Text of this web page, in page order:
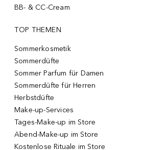
BB- & CC-Cream
TOP THEMEN
Sommerkosmetik
Sommerdüfte
Sommer Parfum für Damen
Sommerdüfte für Herren
Herbstdüfte
Make-up-Services
Tages-Make-up im Store
Abend-Make-up im Store
Kostenlose Rituale im Store